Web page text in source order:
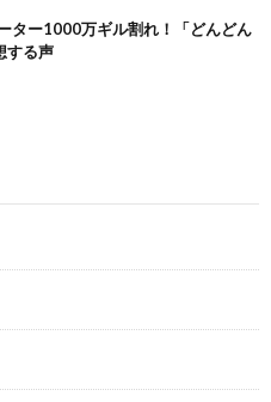
ター1000万ギル割れ！「どんどん
する声